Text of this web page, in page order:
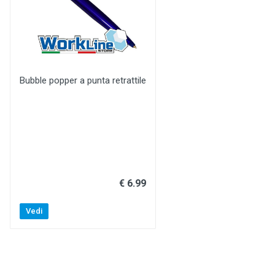
Bubble popper a punta retrattile
€ 6.99
Vedi